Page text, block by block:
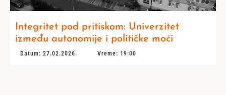
Integritet pod pritiskom: Univerzitet
između autonomije i političke moći
Datum: 27.02.2026. Vreme: 19:00